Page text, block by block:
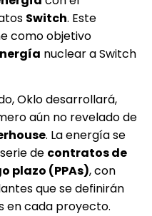
Switch. Este
como objetivo
nuclear a Switch
Oklo desarrollará,
aún no revelado de
. La energía se
de contratos de
plazo (PPAs), con
que se definirán
en cada proyecto.